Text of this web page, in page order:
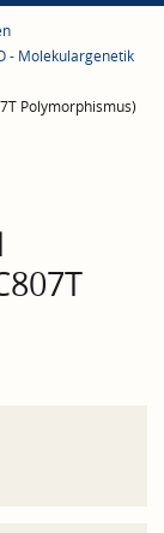
- Molekulargenetik
Polymorphismus)